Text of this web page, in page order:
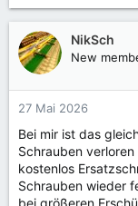
NikSch
New
27 Mai 2026
Bei mir ist das
Schrauben
kostenlos
Schrauben wieder
bei größeren